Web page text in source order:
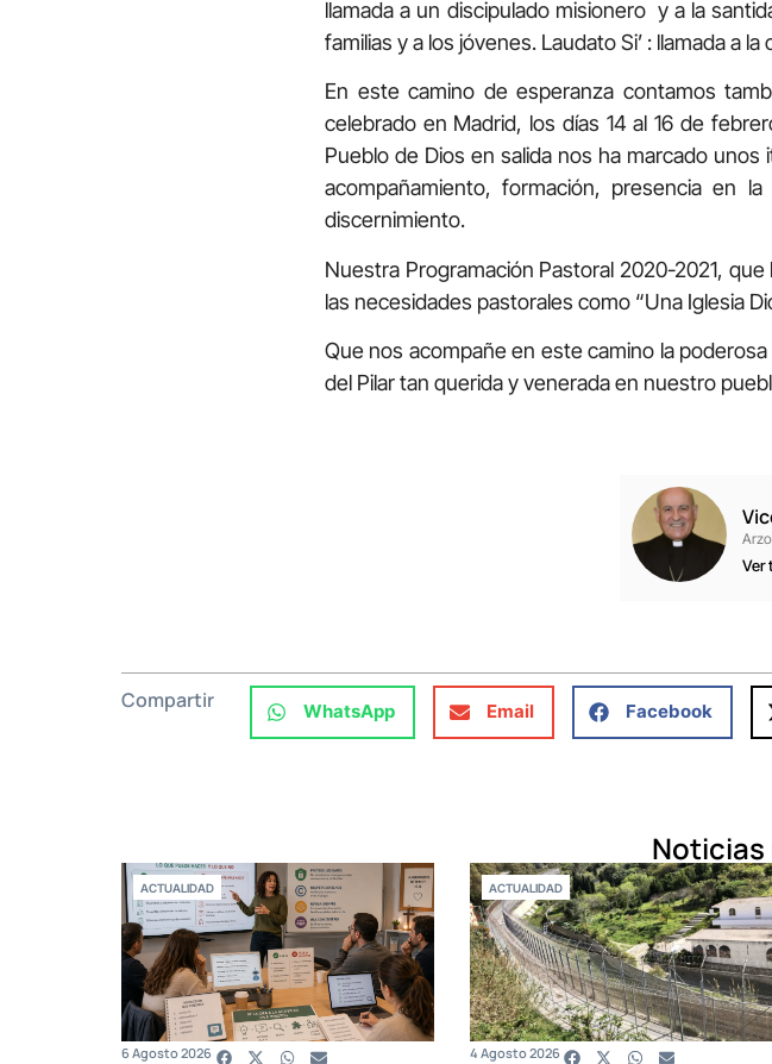
llamada a un discipulado misionero y a la
familias y a los jóvenes. Laudato Si’ : llamada a
En este camino de esperanza contamos
celebrado en Madrid, los días 14 al 16 de
Pueblo de Dios en salida nos ha marcado
acompañamiento, formación, presencia en
discernimiento.
Nuestra Programación Pastoral 2020-2021,
las necesidades pastorales como “Una Iglesia
Que nos acompañe en este camino la
del Pilar tan querida y venerada en nuestro
Ver
Compartir WhatsApp Email Facebook
ACTUALIDAD
6 Agosto 2026
ACTUALIDAD
4 Agosto 2026